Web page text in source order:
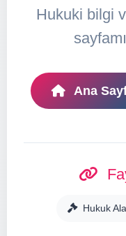
Hukuki bilgi
Ana
Hukuk